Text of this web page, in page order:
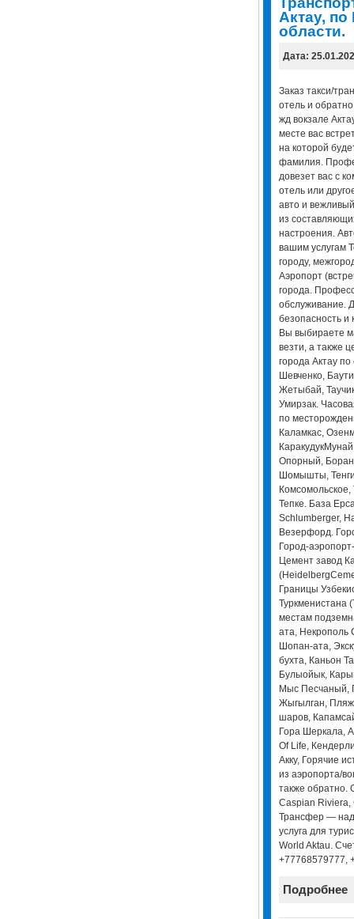
Актау, по
области.
Дата:
Заказ такси/
отель и
жд вокзале
месте вас
на которой
фамилия.
довезет вас с
отель или
авто и
из
настроения.
вашим услугам
городу,
Аэропорт
города.
обслуживание.
безопасность
Вы выбираете
везти, а также
города Актау
Шевченко,
Жетыбай,
Умирзак.
по
Каламкас,
Опорный,
Шомышты,
Тепке. База
Schlumberger,
Везерфорд.
Город-
Цемент завод
Границы
Туркменистана
местам
ата, Некрополь
Шопан-ата,
бухта, Каньон
Булыойык,
Мыс Песчаный,
Жыгылган,
шаров,
Гора Шеркала,
Of Life,
Акку, Горячие
из аэропорта/
также обратно.
Caspian Riviera,
Трансфер —
услуга для
World Aktau.
+77768579777,
Подробнее